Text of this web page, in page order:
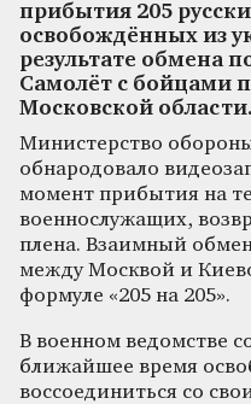
прибытия 205
освобождённых из
результате обмена
Самолёт с бойцами
Московской области.
Министерство
обнародовало
момент прибытия на
военнослужащих,
плена. Взаимный
между Москвой и
формуле «205 на 205».
В военном ведомстве
ближайшее время
воссоединиться со